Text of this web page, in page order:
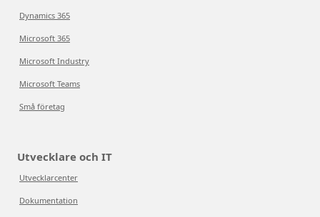
Dynamics 365
Microsoft 365
Microsoft Industry
Microsoft Teams
Små företag
Utvecklare och IT
Utvecklarcenter
Dokumentation